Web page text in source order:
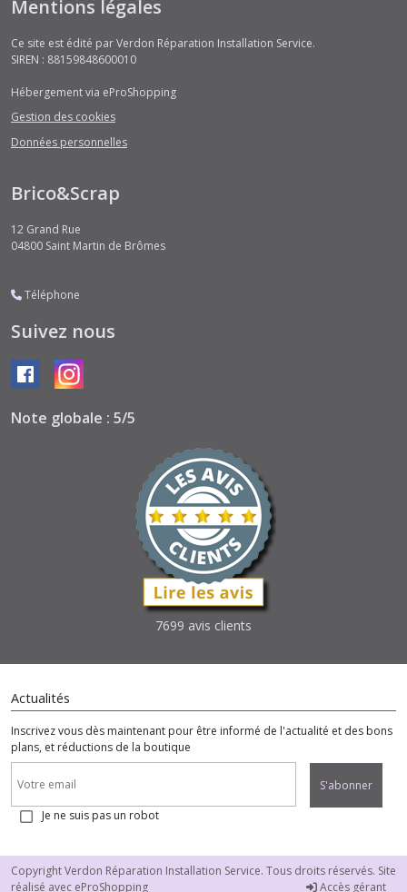
Mentions légales
Ce site est édité par Verdon Réparation Installation Service.
SIREN : 88159848600010
Hébergement via eProShopping
Gestion des cookies
Données personnelles
Brico&Scrap
12 Grand Rue
04800 Saint Martin de Brômes
Téléphone
Suivez nous
Note globale : 5/5
7699 avis clients
Actualités
Inscrivez vous dès maintenant pour être informé de l'actualité et des bons
plans, et réductions de la boutique
S'abonner
Je ne suis pas un robot
Copyright Verdon Réparation Installation Service. Tous droits réservés. Site
réalisé avec eProShopping Accès gérant